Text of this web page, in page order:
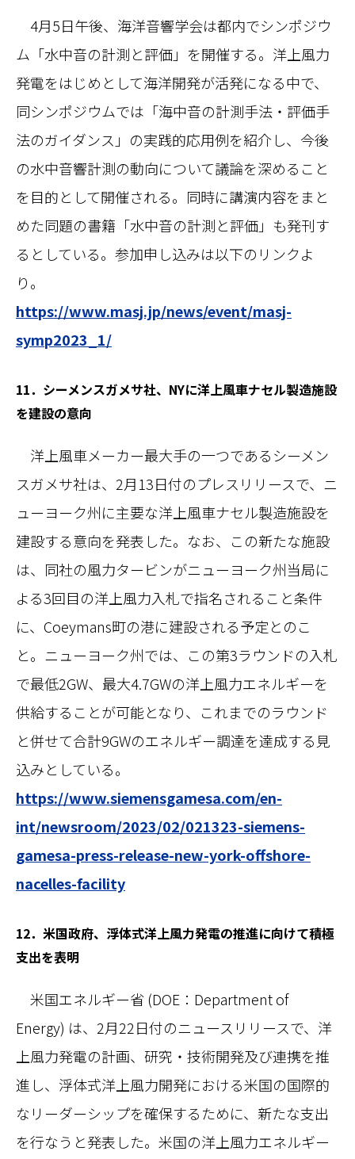
4月5日午後、海洋音響学会は都内でシンポジウ
ム「水中音の計測と評価」を開催する。洋上風力
発電をはじめとして海洋開発が活発になる中で、
同シンポジウムでは「海中音の計測手法・評価手
法のガイダンス」の実践的応用例を紹介し、今後
の水中音響計測の動向について議論を深めること
を目的として開催される。同時に講演内容をまと
めた同題の書籍「水中音の計測と評価」も発刊す
るとしている。参加申し込みは以下のリンクよ
り。
https://www.masj.jp/news/event/masj-
symp2023_1/
11．シーメンスガメサ社、NYに洋上風車ナセル製造施設
を建設の意向
洋上風車メーカー最大手の一つであるシーメン
スガメサ社は、2月13日付のプレスリリースで、ニ
ューヨーク州に主要な洋上風車ナセル製造施設を
建設する意向を発表した。なお、この新たな施設
は、同社の風力タービンがニューヨーク州当局に
よる3回目の洋上風力入札で指名されること条件
に、Coeymans町の港に建設される予定とのこ
と。ニューヨーク州では、この第3ラウンドの入札
で最低2GW、最大4.7GWの洋上風力エネルギーを
供給することが可能となり、これまでのラウンド
と併せて合計9GWのエネルギー調達を達成する見
込みとしている。
https://www.siemensgamesa.com/en-
int/newsroom/2023/02/021323-siemens-
gamesa-press-release-new-york-offshore-
nacelles-facility
12．米国政府、浮体式洋上風力発電の推進に向けて積極
支出を表明
米国エネルギー省 (DOE：Department of
Energy) は、2月22日付のニュースリリースで、洋
上風力発電の計画、研究・技術開発及び連携を推
進し、浮体式洋上風力開発における米国の国際的
なリーダーシップを確保するために、新たな支出
を行なうと発表した。米国の洋上風力エネルギー